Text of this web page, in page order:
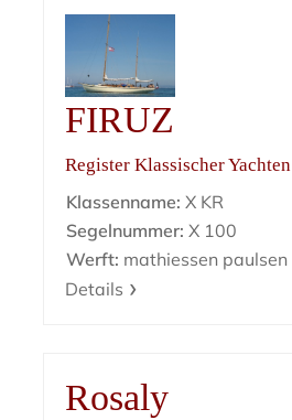
FIRUZ
Register Klassischer Yachten
Klassenname: X KR
Segelnummer: X 100
Werft: mathiessen paulsen
Details
Rosaly